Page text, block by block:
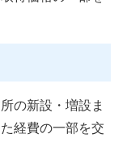
の新設・増設ま
経費の一部を交